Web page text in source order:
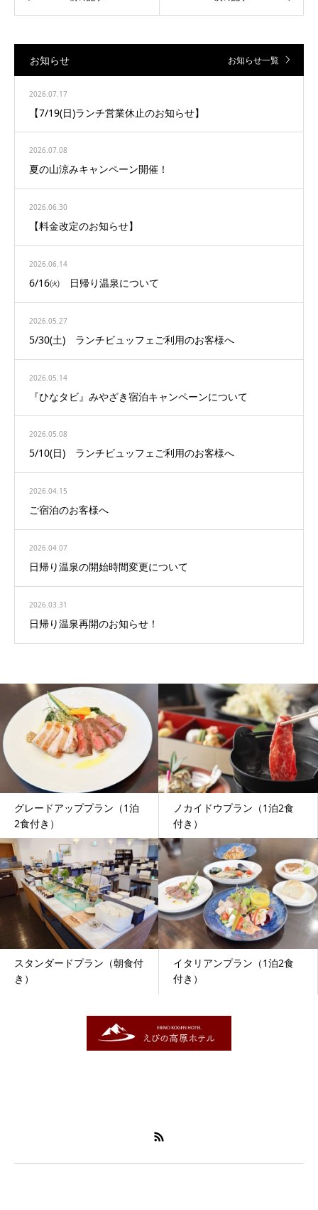
お知らせ お知らせ一覧
2026.07.17
【7/19(日)ランチ営業休止のお知らせ】
2026.07.08
夏の山涼みキャンペーン開催！
2026.06.30
【料金改定のお知らせ】
2026.06.14
6/16㈫ 日帰り温泉について
2026.05.27
5/30(土) ランチビュッフェご利用のお客様へ
2026.05.14
『ひなタビ』みやざき宿泊キャンペーンについて
2026.05.08
5/10(日) ランチビュッフェご利用のお客様へ
2026.04.15
ご宿泊のお客様へ
2026.04.07
日帰り温泉の開始時間変更について
2026.03.31
日帰り温泉再開のお知らせ！
グレードアッププラン（1泊
2食付き）
ノカイドウプラン（1泊2食
付き）
スタンダードプラン（朝食付
き）
イタリアンプラン（1泊2食
付き）